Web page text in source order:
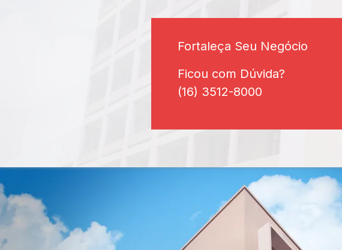
Fortaleça Seu Negócio
Ficou com Dúvida?
(16) 3512-8000